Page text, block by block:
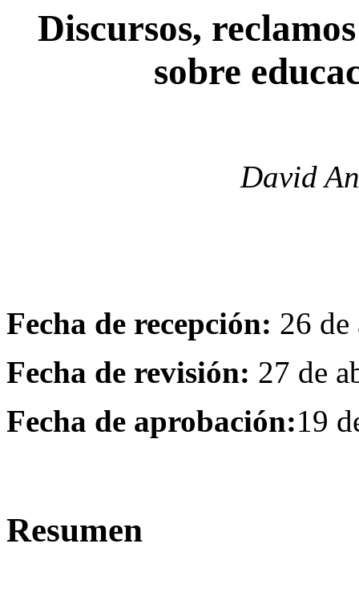
Discursos,
sobre
David
Fecha de recepción: 26
Fecha de revisión: 27 de
Fecha de aprobación:19
Resumen